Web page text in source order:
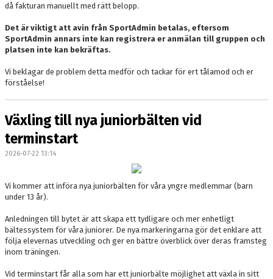
då fakturan manuellt med rätt belopp.
Det är viktigt att avin från SportAdmin betalas, eftersom
SportAdmin annars inte kan registrera er anmälan till gruppen och
platsen inte kan bekräftas.
Vi beklagar de problem detta medför och tackar för ert tålamod och er
förståelse!
Växling till nya juniorbälten vid
terminstart
2026-07-22 13:14
Vi kommer att införa nya juniorbälten för våra yngre medlemmar (barn
under 13 år).
Anledningen till bytet är att skapa ett tydligare och mer enhetligt
bältessystem för våra juniorer. De nya markeringarna gör det enklare att
följa elevernas utveckling och ger en bättre överblick över deras framsteg
inom träningen.
Vid terminstart får alla som har ett juniorbälte möjlighet att växla in sitt